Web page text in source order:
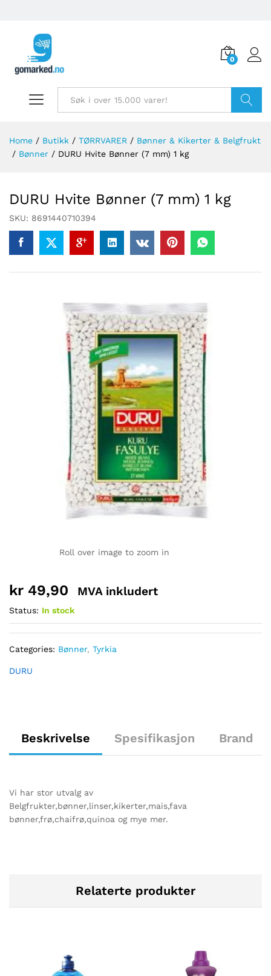
0
Home / Butikk / TØRRVARER / Bønner & Kikerter & Belgfrukt
/ Bønner / DURU Hvite Bønner (7 mm) 1 kg
DURU Hvite Bønner (7 mm) 1 kg
SKU: 8691440710394
Roll over image to zoom in
kr 49,90 MVA inkludert
Status: In stock
Categories: Bønner, Tyrkia
DURU
Beskrivelse Spesifikasjon Brand
Vi har stor utvalg av
Belgfrukter,bønner,linser,kikerter,mais,fava
bønner,frø,chaifrø,quinoa og mye mer.
Relaterte produkter